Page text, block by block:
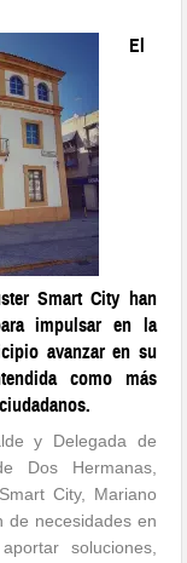
El
Smart City han
impulsar en la
avanzar en su
como más
y Delegada de
Dos Hermanas,
City, Mariano
de necesidades en
soluciones,